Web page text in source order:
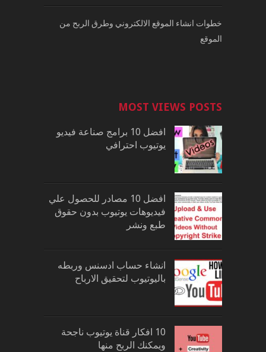
خطوات انشاء الموقع الالكتروني وطرق الربح من
الموقع
MOST VIEWS POSTS
افضل 10 برامج صناعة فيديو
يوتيوب احترافي
افضل 10 مصادر للحصول علي
فيديوهات يوتيوب بدون حقوق
طبع ونشر
انشاء حساب ادسنس وربطه
باليوتيوب لتحقيق الارباح
10 افكار قناة يوتيوب ناجحة
ويمكنك الربح منها